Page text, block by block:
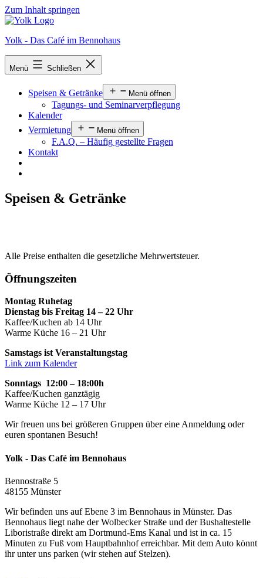
Zum Inhalt springen
Yolk - Das Café im Bennohaus
Menü Schließen
Speisen & Getränke Menü öffnen
Tagungs- und Seminarverpflegung
Kalender
Vermietung
Menü öffnen
F.A.Q. – Häufig gestellte Fragen
Kontakt
Speisen & Getränke
Alle Preise enthalten die gesetzliche Mehrwertsteuer.
Öffnungszeiten
Montag Ruhetag
Dienstag bis Freitag 14 – 22 Uhr
Kaffee/Kuchen ab 14 Uhr
Warme Küche 16 – 21 Uhr
Samstags ist Veranstaltungstag
Link zum Kalender
Sonntags 12:00 – 18:00h
Kaffee/Kuchen ganztägig
Warme Küche 12 – 17 Uhr
Wir freuen uns bei größeren Gruppen über eine Anmeldung oder
euren spontanen Besuch!
Yolk - Das Café im Bennohaus
Bennostraße 5
48155 Münster
Wir befinden uns auf Ebene 3 im Bennohaus in Münster. Das
Bennohaus liegt nahe der Wolbecker Straße und der Bushaltestelle
Liboristraße direkt am Dortmund-Ems Kanal und ist in ca. 15
Minuten zu Fuß vom Hauptbahnhof erreichbar. Mit dem Auto könnt
ihr unter uns parken (wir stehen auf Stelzen).